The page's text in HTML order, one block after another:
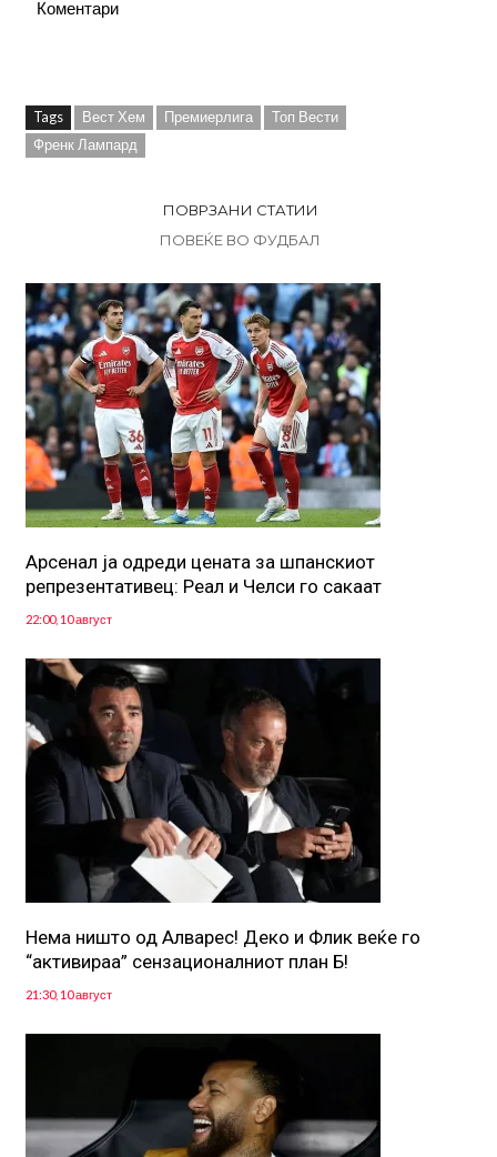
Коментари
Tags Вест Хем Премиерлига
Топ Вести
Френк Лампард
ПОВРЗАНИ СТАТИИ
ПОВЕЌЕ ВО ФУДБАЛ
Арсенал ја одреди цената за шпанскиот
репрезентативец: Реал и Челси го сакаат
22:00, 10 август
Нема ништо од Алварес! Деко и Флик веќе го
“активираа” сензационалниот план Б!
21:30, 10 август